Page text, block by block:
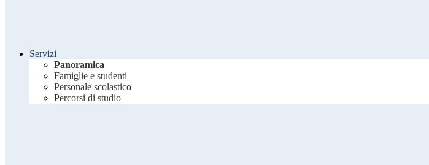
Servizi
Panoramica
Famiglie e studenti
Personale scolastico
Percorsi di studio